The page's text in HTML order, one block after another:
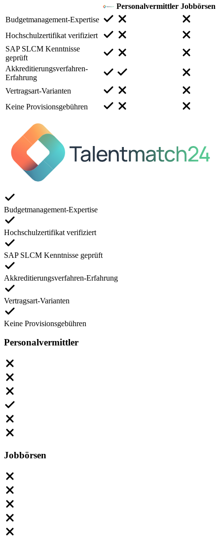
Personalvermittler Jobbörsen
Budgetmanagement-Expertise
Hochschulzertifikat verifiziert
SAP SLCM Kenntnisse
geprüft
Akkreditierungsverfahren-
Erfahrung
Vertragsart-Varianten
Keine Provisionsgebühren
Budgetmanagement-Expertise
Hochschulzertifikat verifiziert
SAP SLCM Kenntnisse geprüft
Akkreditierungsverfahren-Erfahrung
Vertragsart-Varianten
Keine Provisionsgebühren
Personalvermittler
Jobbörsen